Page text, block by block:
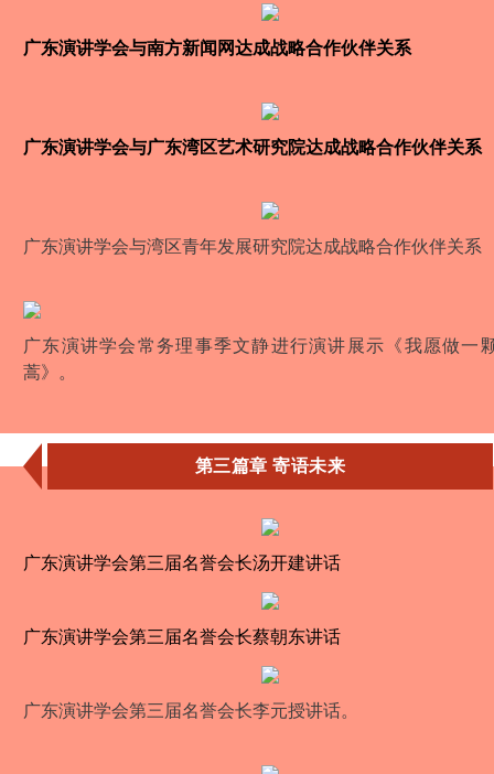
广东演讲学会与南方新闻网达成战略合作伙伴关系
广东演讲学会与广东湾区艺术研究院达成战略合作伙伴关系
广东演讲学会与湾区青年发展研究院达成战略合作伙伴关系
广东演讲学会常务理事季文静进行演讲展示《我愿做一
蒿》。
第三篇章 寄语未来
广东演讲学会第三届名誉会长汤开建讲话
广东演讲学会第三届名誉会长蔡朝东讲话
广东演讲学会第三届名誉会长李元授讲话。